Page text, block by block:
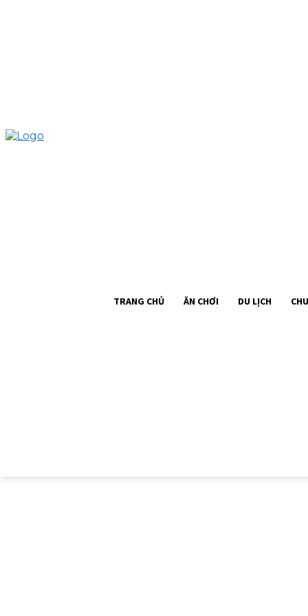
TRANG CHỦ ĂN CHƠI DU LỊCH